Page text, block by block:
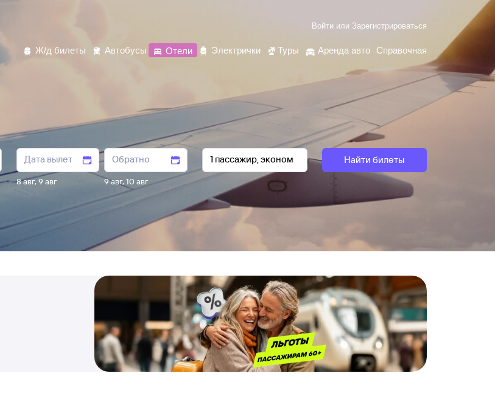
Войти или Зарегистрироваться
Ж/д билеты Автобусы Отели Электрички Туры Аренда авто Справочная
8 авг, 9 авг 9 авг,10 авг
Найти билеты